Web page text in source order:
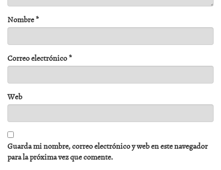
Nombre*
Correo electrónico*
Web
Guarda mi nombre, correo electrónico y web en este navegador
para la próxima vez que comente.